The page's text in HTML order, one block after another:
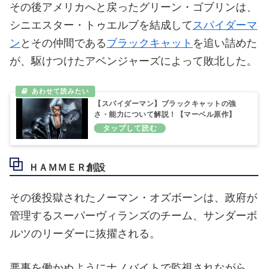
その後アメリカへと戻ったグリーン・ゴブリンは、
シニエスター・トゥエルブを結成してスパイダーマ
ン とその仲間であるブラックキャット を追い詰めた
が、駆けつけたアベンジャーズによって敗北した。
【スパイダーマン】ブラックキャットの強
さ・能力について解説！【マーベル原作】
ＨＡＭＭＥＲ創設
その後投獄されたノーマン・オズボーンは、政府が
管理するスーパーヴィランズのチーム、サンダーボ
ルツのリーダーに抜擢される。